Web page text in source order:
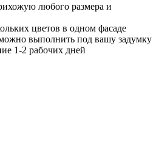
любого размера и
цветов в одном фасаде
выполнить под вашу задумку
1-2 рабочих дней